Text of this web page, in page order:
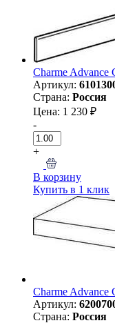
Charme Advance
Артикул:
Страна: Россия
Цена: 1 230 ₽
-
+
В корзину
Купить в 1 клик
Charme Advance
Артикул:
Страна: Россия